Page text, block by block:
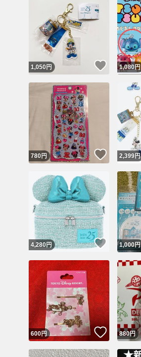
1,050円 いいね！
1,080円
780円 いいね！
2,399円
4,280円 いいね！
1,000円
600円 いいね！
880円